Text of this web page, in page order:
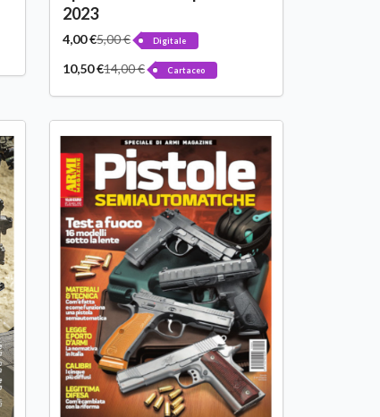
2023
4,00 €5,00 € Digitale
10,50 €14,00 € Cartaceo